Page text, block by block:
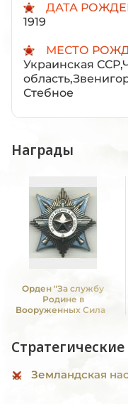
ДАТА
1919
МЕСТО
Украинская
Стебное
Награды
Орден "За службу
Родине в
Вооруженных Силах
Земландская